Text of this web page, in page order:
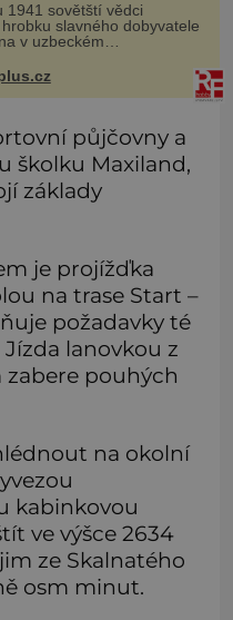
nebo varování?
1941 sovětští vědci
slavného dobyvatele
v uzbeckém
Německo zahajuje operaci
a napadá Sovětský svaz.
je
půjčovny a
školku Maxiland,
základy
je projížďka
na trase Start –
požadavky té
lanovkou z
zabere pouhých
na okolní
kabinkovou
ve výšce 2634
ze Skalnatého
osm minut.